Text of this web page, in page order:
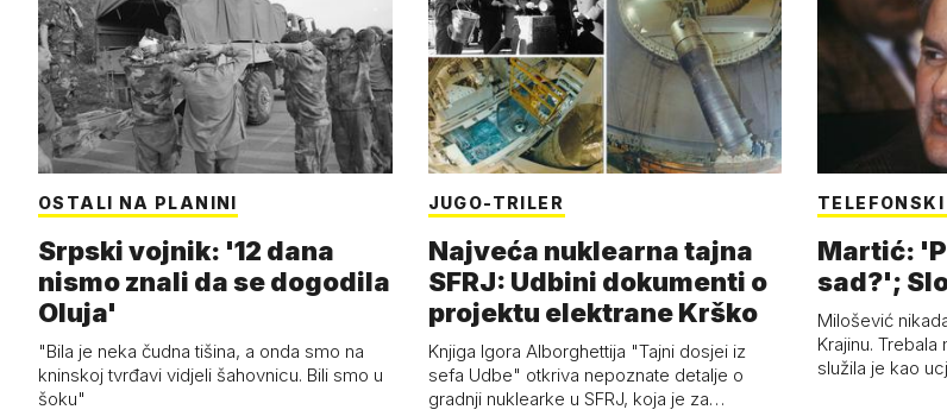
OSTALI NA PLANINI
Srpski vojnik: '12 dana
nismo znali da se dogodila
Oluja'
"Bila je neka čudna tišina, a onda smo na
kninskoj tvrđavi vidjeli šahovnicu. Bili smo u
šoku"
JUGO-TRILER
Najveća nuklearna tajna
SFRJ: Udbini dokumenti o
projektu elektrane Krško
Knjiga Igora Alborghettija "Tajni dosjei iz
sefa Udbe" otkriva nepoznate detalje o
gradnji nuklearke u SFRJ, koja je za…
Martić:
sad?';
Milošević
Krajinu.
služila je kao